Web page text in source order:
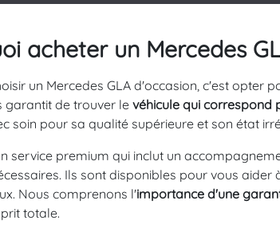
acheter un Mercedes
un Mercedes GLA d'occasion, c'est opter
garantit de trouver le véhicule qui correspond
soin pour sa qualité supérieure et son état
service premium qui inclut un
Ils sont disponibles pour vous
Nous comprenons l'importance d'une
totale.